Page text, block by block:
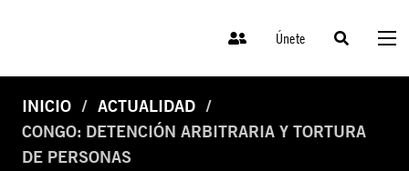
Únete
INICIO
ACTUALIDAD
CONGO: DETENCIÓN ARBITRARIA Y TORTURA
DE PERSONAS